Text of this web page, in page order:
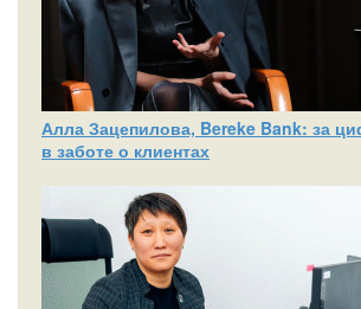
Алла Зацепилова, Bereke Bank: за
в заботе о клиентах